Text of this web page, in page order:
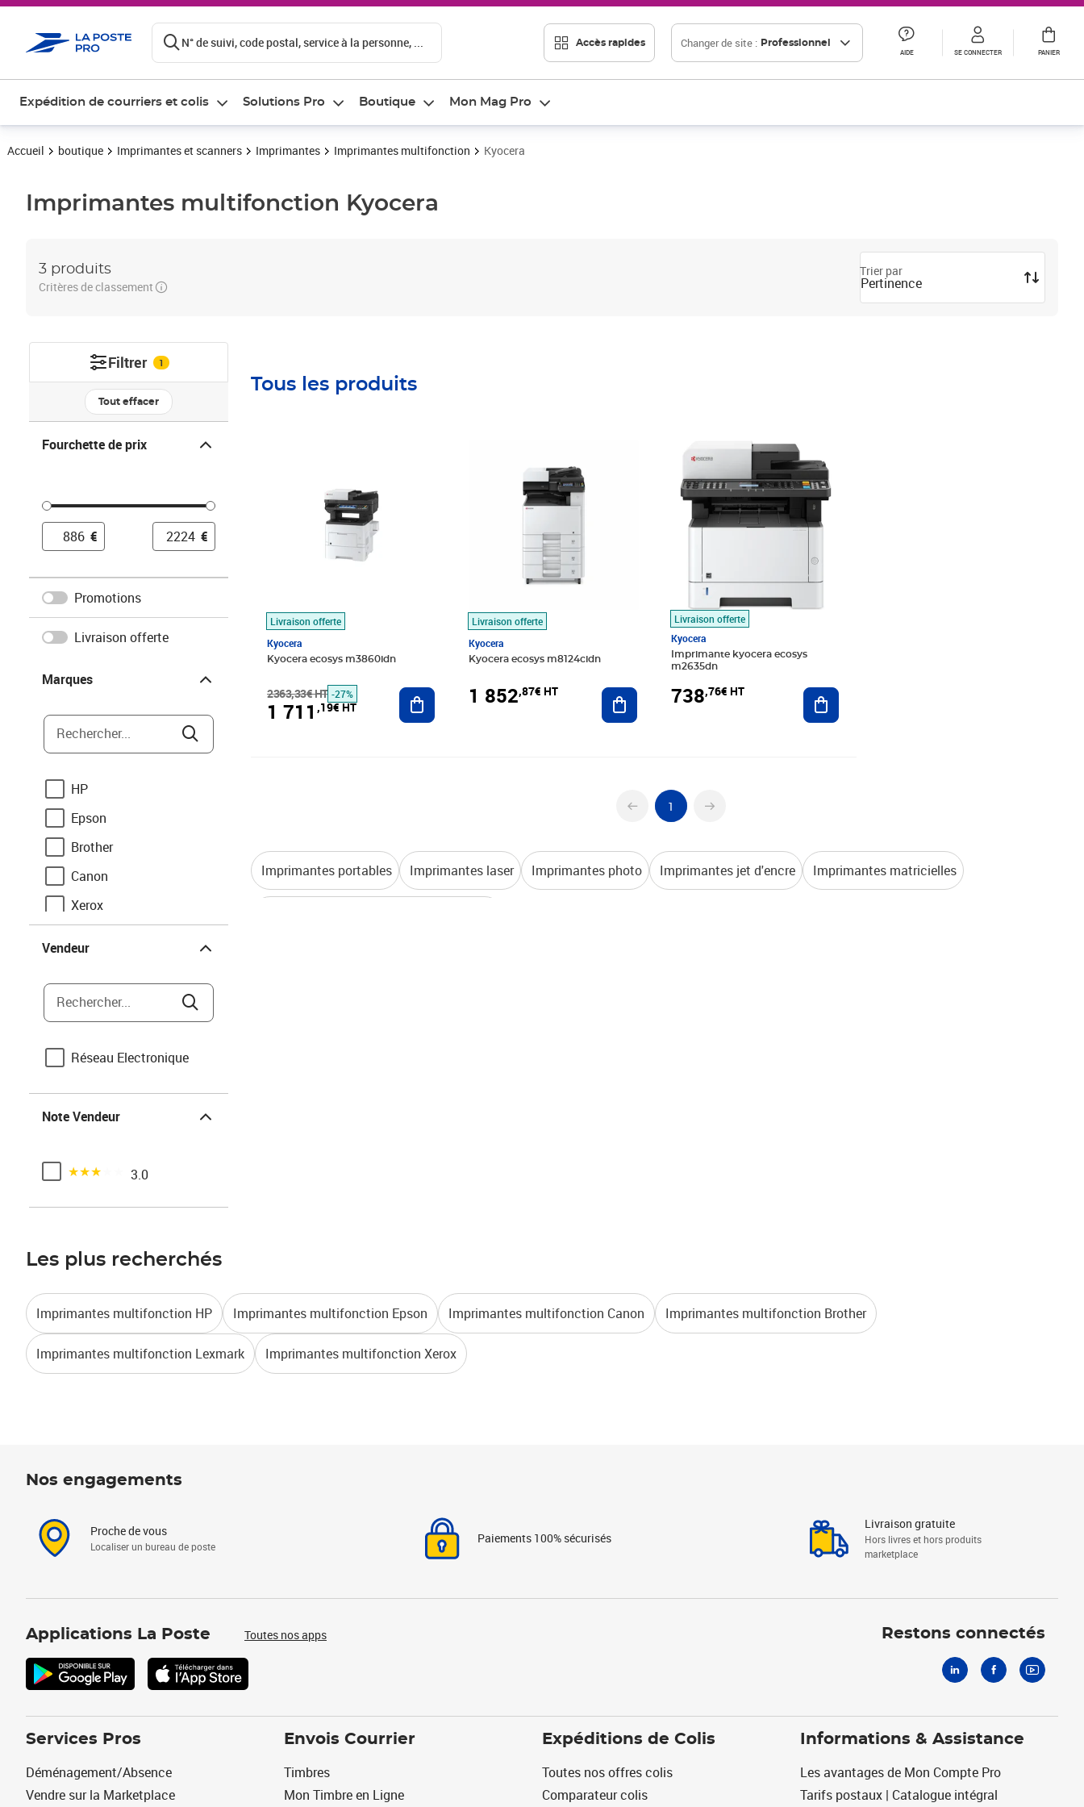
N° de suivi, code postal, service à la personne, ... Accès rapides Changer de site : Professionnel
AIDE SE CONNECTER PANIER
Expédition de courriers et colis Solutions Pro Boutique Mon Mag Pro
Accueil boutique Imprimantes et scanners Imprimantes Imprimantes multifonction Kyocera
Imprimantes multifonction Kyocera
3 produits
Critères de classement
Trier par
Pertinence
Filtrer 1
Tout effacer
Fourchette de prix
€ €
Promotions
Livraison offerte
Marques
Rechercher...
HP
Epson
Brother
Canon
Xerox
Elba
Oki
Vendeur
Rechercher...
Réseau Electronique
Note Vendeur
Noté 3 sur 53.0
Tous les produits
Livraison offerte
Kyocera
Kyocera ecosys m3860idn
2363,33€ HT -27%
1 711 ,19€ HT
Ajouter au panier
Livraison offerte
Kyocera
Kyocera ecosys m8124cidn
1 852,87€ HT Ajouter au panier
Livraison offerte
Kyocera
Imprimante kyocera ecosys
m2635dn
738,76€ HT
Prix 738,76€ HT
Ajouter au panier
1
Imprimantes portables Imprimantes laser Imprimantes photo Imprimantes jet d'encre Imprimantes matricielles
Les plus recherchés
Imprimantes multifonction HP Imprimantes multifonction Epson Imprimantes multifonction Canon Imprimantes multifonction Brother
Imprimantes multifonction Lexmark Imprimantes multifonction Xerox
Nos engagements
Proche de vous
Localiser un bureau de poste
Paiements 100% sécurisés
Livraison gratuite
Hors livres et hors produits
marketplace
Applications La Poste Toutes nos apps Restons connectés
Services Pros
Déménagement/Absence
Vendre sur la Marketplace
Envois Courrier
Timbres
Mon Timbre en Ligne
Expéditions de Colis
Toutes nos offres colis
Comparateur colis
Informations & Assistance
Les avantages de Mon Compte Pro
Tarifs postaux | Catalogue intégral